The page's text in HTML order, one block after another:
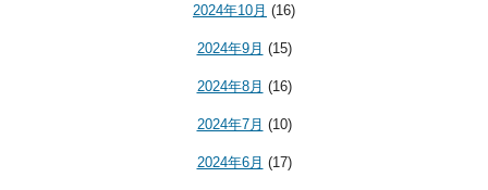
2024年10月 (16)
2024年9月 (15)
2024年8月 (16)
2024年7月 (10)
2024年6月 (17)